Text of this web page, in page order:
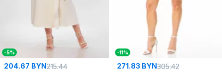
-5%
204.67 BYN215.44
-11%
271.83 BYN305.42